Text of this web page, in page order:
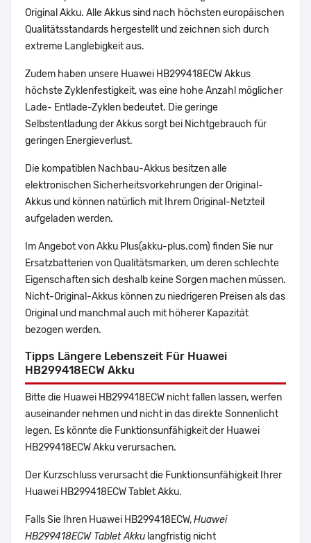
Original Akku. Alle Akkus sind nach höchsten europäischen
Qualitätsstandards hergestellt und zeichnen sich durch
extreme Langlebigkeit aus.
Zudem haben unsere Huawei HB299418ECW Akkus
höchste Zyklenfestigkeit, was eine hohe Anzahl möglicher
Lade- Entlade-Zyklen bedeutet. Die geringe
Selbstentladung der Akkus sorgt bei Nichtgebrauch für
geringen Energieverlust.
Die kompatiblen Nachbau-Akkus besitzen alle
elektronischen Sicherheitsvorkehrungen der Original-
Akkus und können natürlich mit Ihrem Original-Netzteil
aufgeladen werden.
Im Angebot von Akku Plus(akku-plus.com) finden Sie nur
Ersatzbatterien von Qualitätsmarken, um deren schlechte
Eigenschaften sich deshalb keine Sorgen machen müssen.
Nicht-Original-Akkus können zu niedrigeren Preisen als das
Original und manchmal auch mit höherer Kapazität
bezogen werden.
Tipps Längere Lebenszeit Für Huawei
HB299418ECW Akku
Bitte die Huawei HB299418ECW nicht fallen lassen, werfen
auseinander nehmen und nicht in das direkte Sonnenlicht
legen. Es könnte die Funktionsunfähigkeit der Huawei
HB299418ECW Akku verursachen.
Der Kurzschluss verursacht die Funktionsunfähigkeit Ihrer
Huawei HB299418ECW Tablet Akku.
Falls Sie Ihren Huawei HB299418ECW,Huawei
HB299418ECW Tablet Akku langfristig nicht